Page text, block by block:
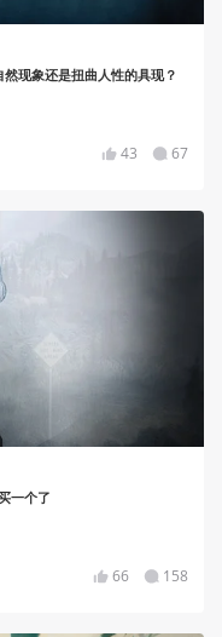
现象还是扭曲人性的具现？
43 67
一个了
66 158